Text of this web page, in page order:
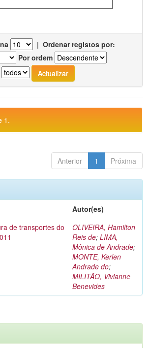
| Ordenar registos por:
Por ordem
1.
Anterior 1 Próxima
Autor(es)
de transportes do
OLIVEIRA, Hamilton
Reis de; LIMA,
Mônica de Andrade;
MONTE, Kerlen
Andrade do;
MILITÃO, Vivianne
Benevides